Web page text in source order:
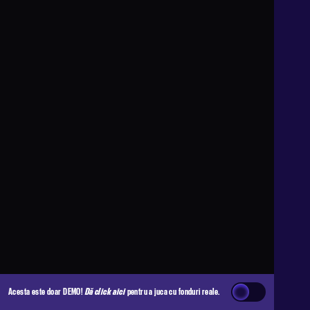
Acesta este doar DEMO!Dă click aicipentru a juca cu fonduri reale.